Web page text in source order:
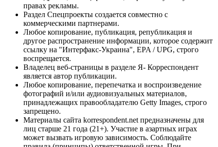
правах рекламы.
Раздел Спецпроекты создается совместно с
коммерческими партнерами.
Любое копирование, публикация, републикация и
другое распространение информации, которое содержит
ссылку на "Интерфакс-Украина", EPA / UPG, строго
воспрещается.
Владелец веб-страницы в разделе Я- Корреспондент
является автор публикации.
Любое копирование, перепечатка и воспроизведение
фотографий и/или аудиовизуальных материалов,
принадлежащих правообладателю Getty Images, строго
запрещено.
Материалы сайта korrespondent.net предназначены для
лиц старше 21 года (21+). Участие в азартных играх
может вызвать игровую зависимость. Соблюдайте